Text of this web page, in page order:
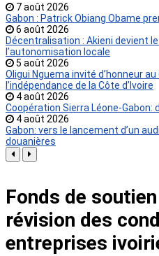
7 août 2026
Gabon : Patrick Obiang Obame
6 août 2026
Décentralisation : Akieni devient
l’autonomisation locale
5 août 2026
Oligui Nguema invité d’honneur
l’indépendance de la Côte d’Ivoire
4 août 2026
Coopération Sierra Léone-
4 août 2026
Gabon: vers le lancement d’un
douanières
Fonds de
révision des
entreprises